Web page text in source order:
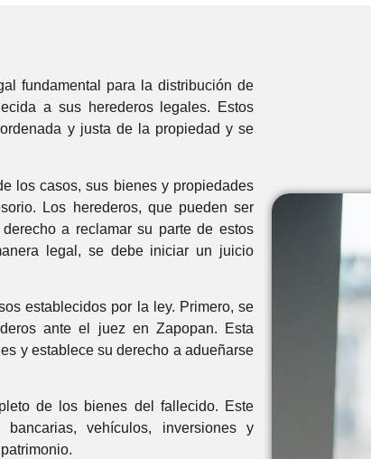
fundamental para la distribución de
a sus herederos legales. Estos
y justa de la propiedad y se
los casos, sus bienes y propiedades
Los herederos, que pueden ser
a reclamar su parte de estos
legal, se debe iniciar un juicio
establecidos por la ley. Primero, se
ante el juez en Zapopan. Esta
y establece su derecho a adueñarse
de los bienes del fallecido. Este
bancarias, vehículos, inversiones y